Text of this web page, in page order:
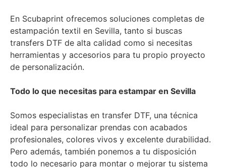
En Scubaprint ofrecemos soluciones completas de
estampación textil en Sevilla, tanto si buscas
transfers DTF de alta calidad como si necesitas
herramientas y accesorios para tu propio proyecto
de personalización.
Todo lo que necesitas para estampar en Sevilla
Somos especialistas en transfer DTF, una técnica
ideal para personalizar prendas con acabados
profesionales, colores vivos y excelente durabilidad.
Pero además, también ponemos a tu disposición
todo lo necesario para montar o mejorar tu sistema